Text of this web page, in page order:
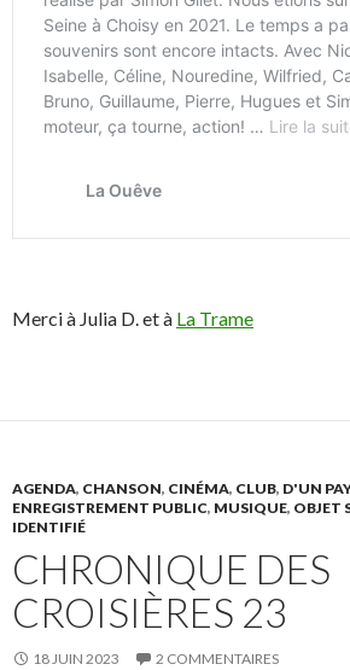
Merci à Julia D. et à La Trame
AGENDA, CHANSON, CINÉMA, CLUB, D'UN
ENREGISTREMENT PUBLIC, MUSIQUE, OBJET
IDENTIFIÉ
CHRONIQUE DES
CROISIÈRES 23
18 JUIN 2023 2 COMMENTAIRES